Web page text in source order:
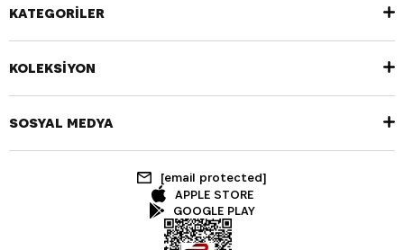
KATEGORİLER
KOLEKSİYON
SOSYAL MEDYA
[email protected]
APPLE STORE
GOOGLE PLAY